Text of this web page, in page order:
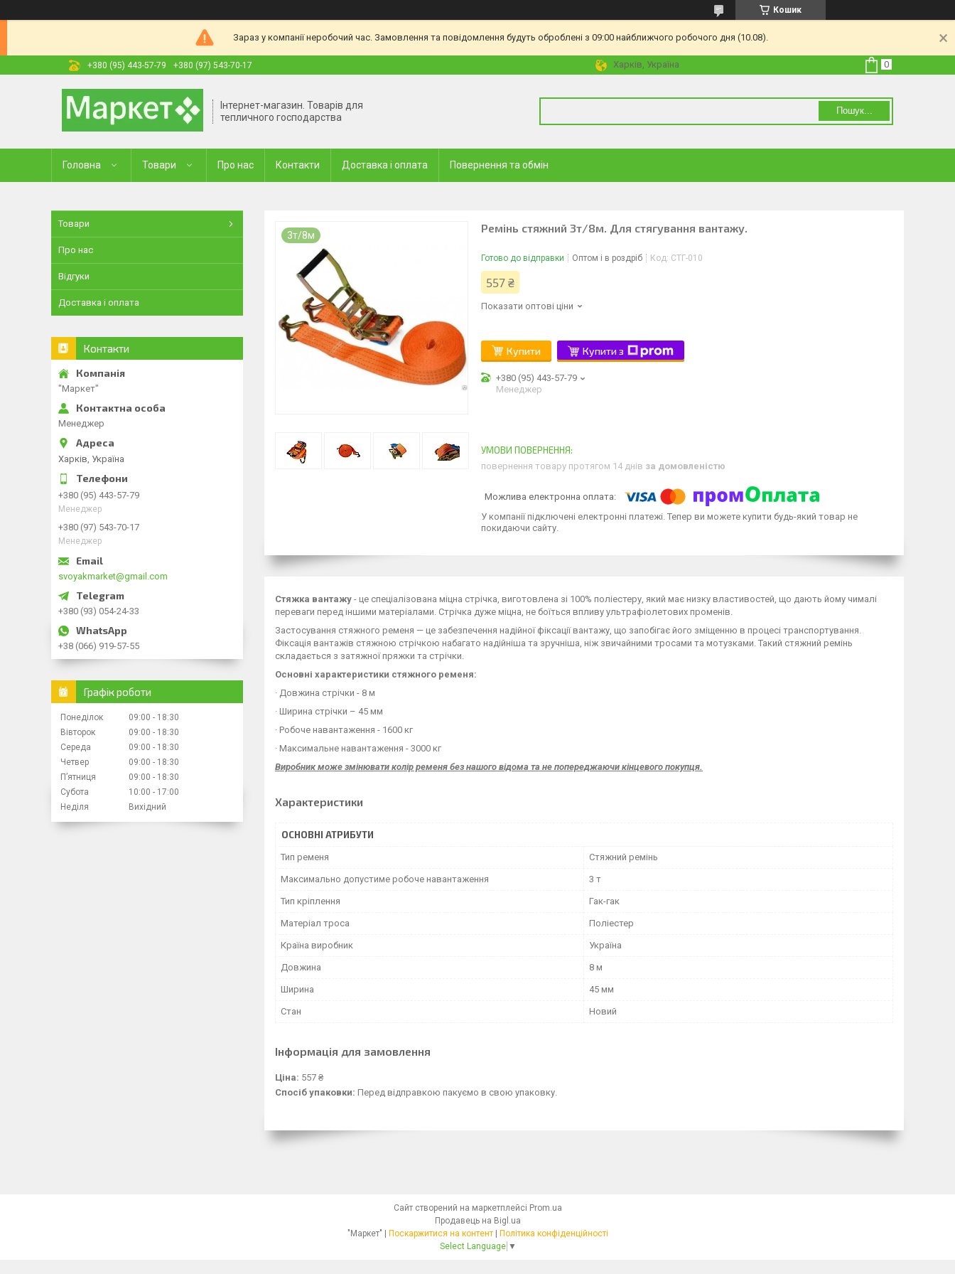
Кошик
Зараз у компанії неробочий час. Замовлення та повідомлення будуть оброблені з 09:00 найближчого робочого дня (10.08).
+380 (95) 443-57-79 +380 (97) 543-70-17 Харків, Україна
Інтернет-магазин. Товарів для
тепличного господарства
Пошук...
Головна Товари Про нас Контакти Доставка і оплата Повернення та обмін
3т/8м
Ремінь стяжний 3т/8м. Для стягування вантажу.
Готово до відправки Оптом і в роздріб Код: СТГ-010
557 ₴
Показати оптові ціни
Купити Купити з
+380 (95) 443-57-79
Менеджер
повернення товару протягом 14 днів за домовленістю
У компанії підключені електронні платежі. Тепер ви можете купити будь-який товар не
покидаючи сайту.
Стяжка вантажу - це спеціалізована міцна стрічка, виготовлена зі 100% поліестеру, який має низку властивостей, що дають йому чималі
переваги перед іншими матеріалами. Стрічка дуже міцна, не боїться впливу ультрафіолетових променів.
Застосування стяжного ременя — це забезпечення надійної фіксації вантажу, що запобігає його зміщенню в процесі транспортування.
Фіксація вантажів стяжною стрічкою набагато надійніша та зручніша, ніж звичайними тросами та мотузками. Такий стяжний ремінь
складається з затяжної пряжки та стрічки.
Основні характеристики стяжного ременя:
· Довжина стрічки - 8 м
· Ширина стрічки – 45 мм
· Робоче навантаження - 1600 кг
· Максимальне навантаження - 3000 кг
Виробник може змінювати колір ременя без нашого відома та не попереджаючи кінцевого покупця.
Характеристики
ОСНОВНІ АТРИБУТИ
Тип ременя Стяжний ремінь
Максимально допустиме робоче навантаження 3 т
Тип кріплення Гак-гак
Матеріал троса Поліестер
Країна виробник Україна
Довжина 8 м
Ширина 45 мм
Стан Новий
Інформація для замовлення
Ціна: 557 ₴
Спосіб упаковки: Перед відправкою пакуємо в свою упаковку.
Товари
Про нас
Відгуки
Доставка і оплата
Контакти
"Маркет"
Менеджер
Харків, Україна
+380 (95) 443-57-79
Менеджер
+380 (97) 543-70-17
Менеджер
svoyakmarket@gmail.com
+380 (93) 054-24-33
+38 (066) 919-57-55
Графік роботи
Понеділок 09:00
18:30
Вівторок
09:00
18:30
Середа
09:00
18:30
Четвер
09:00
18:30
Пʼятниця
09:00
18:30
Субота
10:00
17:00
Неділя
Вихідний
Сайт створений на маркетплейсі Prom.ua
Продавець на Bigl.ua
"Маркет" | Поскаржитися на контент | Політика конфіденційності
Select Language ▼